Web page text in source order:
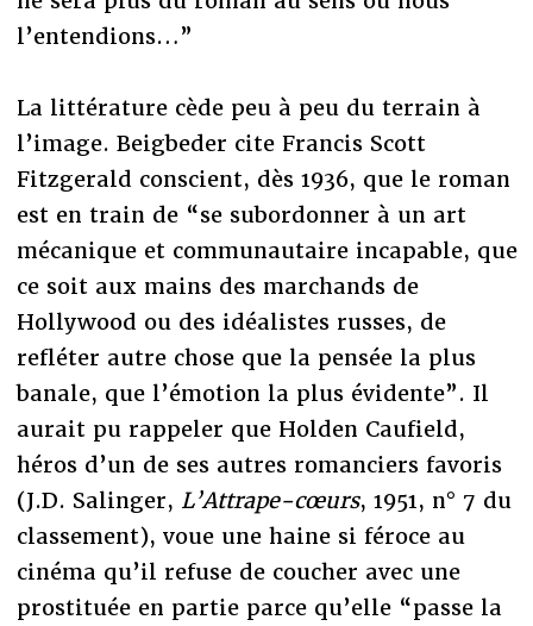
l’entendions…”
La littérature cède peu à peu du terrain à
l’image. Beigbeder cite Francis Scott
Fitzgerald conscient, dès 1936, que le roman
est en train de “se subordonner à un art
mécanique et communautaire incapable, que
ce soit aux mains des marchands de
Hollywood ou des idéalistes russes, de
refléter autre chose que la pensée la plus
banale, que l’émotion la plus évidente”. Il
aurait pu rappeler que Holden Caufield,
héros d’un de ses autres romanciers favoris
(J.D. Salinger, L’Attrape-cœurs, 1951, n° 7 du
classement), voue une haine si féroce au
cinéma qu’il refuse de coucher avec une
prostituée en partie parce qu’elle “passe la